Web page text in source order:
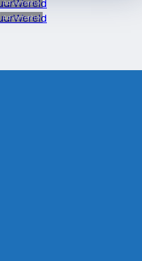
Advertentie
Advertentie